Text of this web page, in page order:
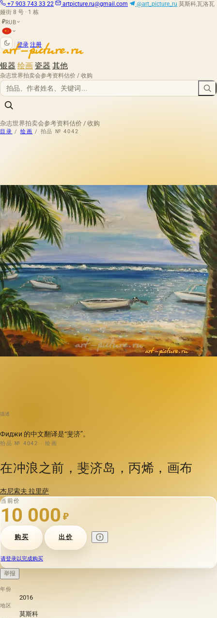
+7 903 743 33 22 artpicture.ru@gmail.com @art_picture_ru 莫斯科,瓦洛瓦
娅街 8 号 · 1 栋
₽RUB
登录 注册
银器 绘画 瓷器 其他
杂志世界拍卖会参考资料估价 / 收购
杂志世界拍卖会参考资料估价 / 收购
目录 / 绘画 / 拍品 № 4042
描述
Фиджи 的中文翻译是“斐济”。
拍品 № 4042 · 绘画
在冲浪之前，斐济岛，丙烯，画布
杰尼索夫 拉里萨
当前价
10 000 ₽
购买 出价
请登录以完成购买
举报
年份
2016
地区
莫斯科